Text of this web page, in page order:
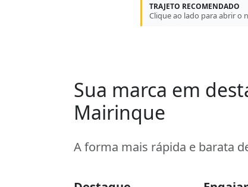
TRAJETO RECOMENDADO
Clique ao lado para abrir o
Sua marca em
Mairinque
A forma mais rápida e barata